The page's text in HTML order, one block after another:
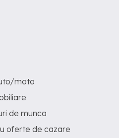
moto
de munca
oferte de cazare